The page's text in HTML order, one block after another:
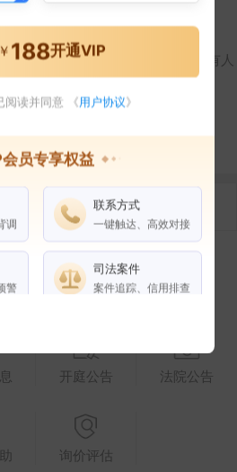
1
在外任职 作为受益所有人
合作伙伴
限制高消费 终本案件
开庭公告 法院公告
询价评估
188开通VIP
阅读并同意 《用户协议》
员专享权益
调
联系方式
一键触达、高效对接
警
司法案件
案件追踪、信用排查
VIP会员 SVIP会员